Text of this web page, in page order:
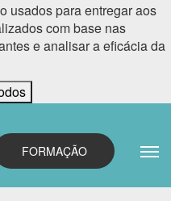
usados para entregar aos
com base nas
e analisar a eficácia da
FORMAÇÃO